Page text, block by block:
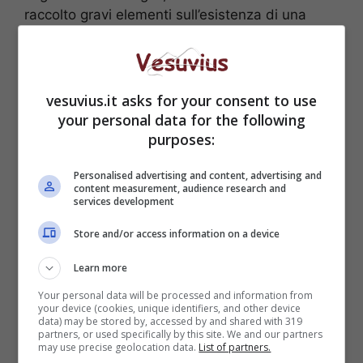
raccolto gravi elementi sull’esistenza di una
Gli associati individuavano le autovetture da
rubare predisponendo i mezzi e gli strumenti
necessari all’azione ed infine eseguire
materialmente i furti.
vesuvius.it asks for your consent to use
your personal data for the following
purposes:
Personalised advertising and content, advertising and
content measurement, audience research and
services development
Store and/or access information on a device
Learn more
Your personal data will be processed and information from
your device (cookies, unique identifiers, and other device
data) may be stored by, accessed by and shared with 319
partners, or used specifically by this site. We and our partners
may use precise geolocation data. List of partners.